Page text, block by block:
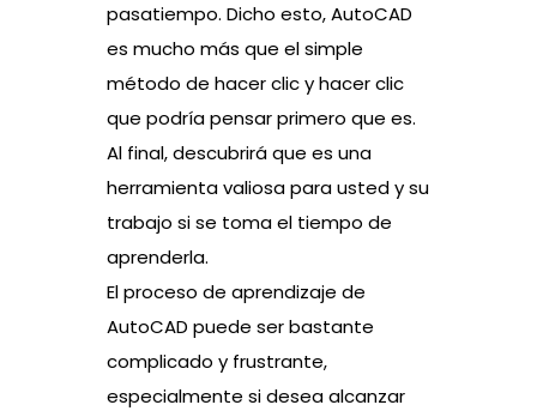
pasatiempo. Dicho esto, AutoCAD
es mucho más que el simple
método de hacer clic y hacer clic
que podría pensar primero que es.
Al final, descubrirá que es una
herramienta valiosa para usted y su
trabajo si se toma el tiempo de
aprenderla.
El proceso de aprendizaje de
AutoCAD puede ser bastante
complicado y frustrante,
especialmente si desea alcanzar